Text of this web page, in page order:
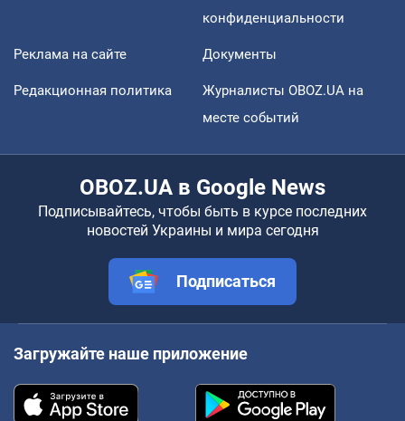
конфиденциальности
Реклама на сайте Документы
Редакционная политика
Журналисты OBOZ.UA на
месте событий
OBOZ.UA в Google News
Подписывайтесь, чтобы быть в курсе последних
новостей Украины и мира сегодня
Подписаться
Загружайте наше приложение